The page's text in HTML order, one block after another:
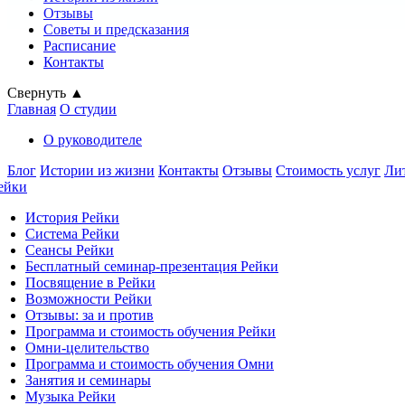
Отзывы
Советы и предсказания
Расписание
Контакты
Свернуть ▲
Главная О студии
О руководителе
Блог Истории из жизни Контакты Отзывы Стоимость услуг
История Рейки
Система Рейки
Сеансы Рейки
Бесплатный семинар-презентация Рейки
Посвящение в Рейки
Возможности Рейки
Отзывы: за и против
Программа и стоимость обучения Рейки
Омни-целительство
Программа и стоимость обучения Омни
Занятия и семинары
Музыка Рейки